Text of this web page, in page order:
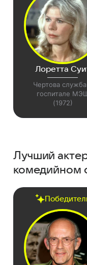
Лоретта
Чертова
госпитале
(1972)
Лучший
комедийном